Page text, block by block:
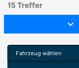
15 Treffer
Fahrzeug wählen